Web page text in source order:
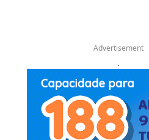
Advertisement
.